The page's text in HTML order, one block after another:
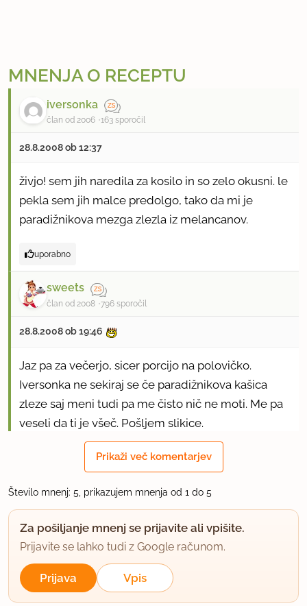
MNENJA O RECEPTU
iversonka
član od 2006 163 sporočil
28.8.2008 ob 12:37
živjo! sem jih naredila za kosilo in so zelo okusni. le
pekla sem jih malce predolgo, tako da mi je
paradižnikova mezga zlezla iz melancanov.
uporabno
sweets
član od 2008 796 sporočil
28.8.2008 ob 19:46
Jaz pa za večerjo, sicer porcijo na polovičko.
Iversonka ne sekiraj se če paradižnikova kašica
zleze saj meni tudi pa me čisto nič ne moti. Me pa
veseli da ti je všeč. Pošljem slikice.
Migla
12.9.2008 ob 10:46
To mora biti pa dobro. Bom poizkusila in se javim.
Migla
Prikaži več komentarjev
Število mnenj: 5, prikazujem mnenja od 1 do 5
Za pošiljanje mnenj se prijavite ali vpišite.
Prijavite se lahko tudi z Google računom.
Prijava Vpis